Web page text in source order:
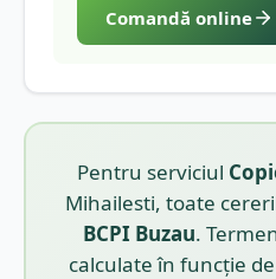
Comandă online
Pentru serviciul
Mihailesti, toate
BCPI Buzau.
calculate în funcție